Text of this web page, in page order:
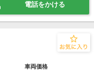
電話をかける
車両価格